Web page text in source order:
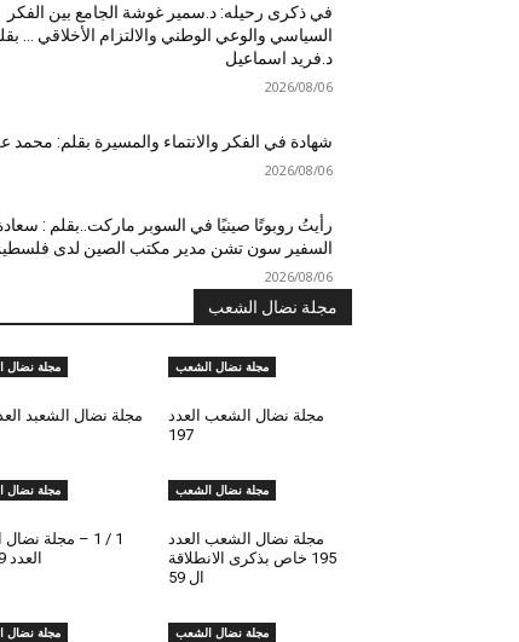
في ذكرى رحيله: د.سمير غوشة الجامع بين الفكر
السياسي والوعي الوطني والالتزام الأخلاقي …
د.فريد اسماعيل
2026/08/06
شهادة في الفكر والانتماء والمسيرة بقلم: محمد
2026/08/06
رأيتُ روبوتًا صينيًا في السوبر ماركت..بقلم :
السفير سون تشن مدير مكتب الصين لدى
2026/08/06
مجلة نضال الشعب
مجلة نضال الشعب
مجلة نضال الشعب العدد
197
مجلة نضال
مجلة نضال الشعبد العدد
مجلة نضال الشعب
مجلة نضال الشعب العدد
195 خاص بذكرى الانطلاقة
ال 59
مجلة نضال
1 / 1 – مجلة
العدد 69.pdf
مجلة نضال الشعب مجلة نضال